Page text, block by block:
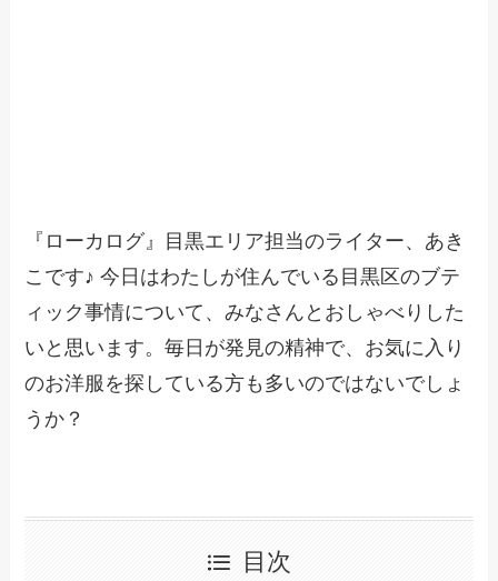
『ローカログ』目黒エリア担当のライター、あき
こです♪ 今日はわたしが住んでいる目黒区のブテ
ィック事情について、みなさんとおしゃべりした
いと思います。毎日が発見の精神で、お気に入り
のお洋服を探している方も多いのではないでしょ
うか？
目次